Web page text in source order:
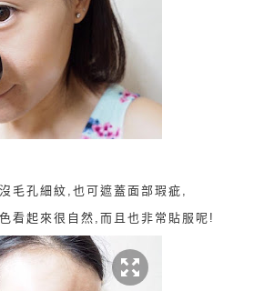
毛孔細紋,也可遮蓋面部瑕疵,
看起來很自然,而且也非常貼服呢!